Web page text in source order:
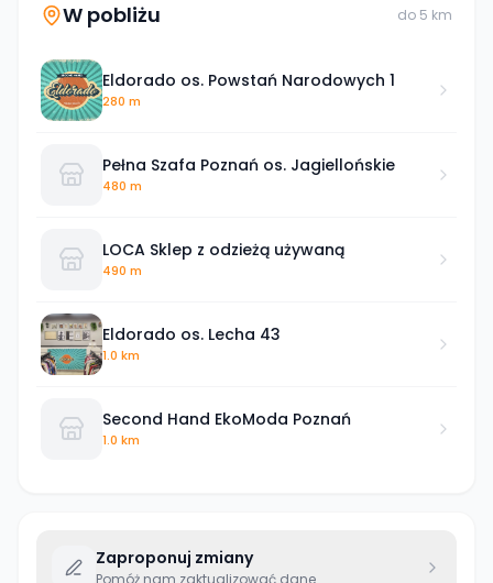
W pobliżu do 5 km
Eldorado os. Powstań Narodowych 1
280 m
Pełna Szafa Poznań os. Jagiellońskie
480 m
LOCA Sklep z odzieżą używaną
490 m
Eldorado os. Lecha 43
1.0 km
Second Hand EkoModa Poznań
1.0 km
Zaproponuj zmiany
Pomóż nam zaktualizować dane